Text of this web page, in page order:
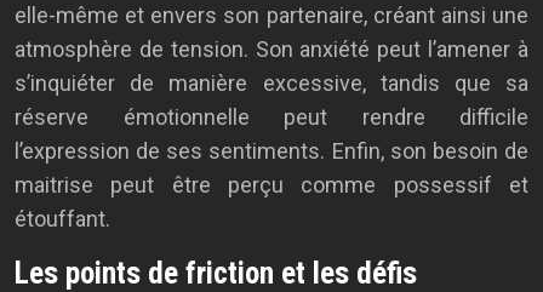
elle-même et envers son partenaire, créant ainsi une
atmosphère de tension. Son anxiété peut l’amener à
s’inquiéter de manière excessive, tandis que sa
réserve émotionnelle peut rendre difficile
l’expression de ses sentiments. Enfin, son besoin de
maitrise peut être perçu comme possessif et
étouffant.
Les points de friction et les défis